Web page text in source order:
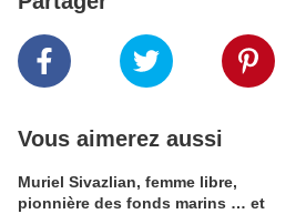
Vous aimerez aussi
Muriel Sivazlian, femme libre,
pionnière des fonds marins … et